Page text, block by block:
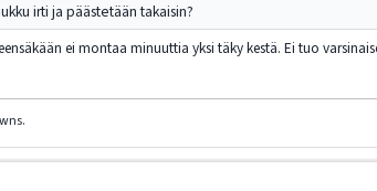
irti ja päästetään takaisin?
ei montaa minuuttia yksi täky kestä. Ei tuo